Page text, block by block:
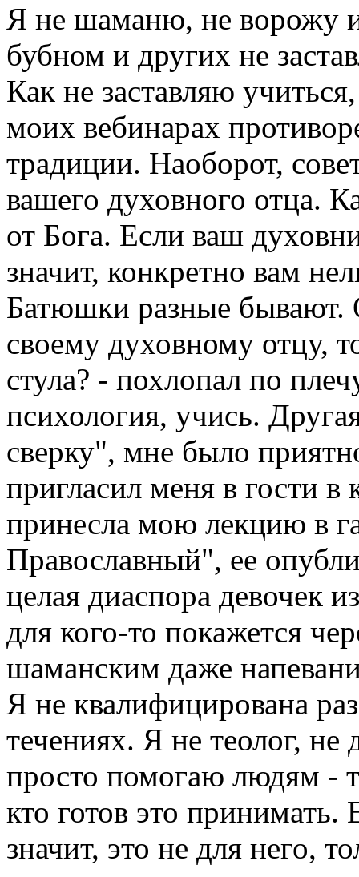
Я не шаманю, не ворожу
бубном и других не
Как не заставляю
моих вебинарах
традиции. Наоборот,
вашего духовного отца.
от Бога. Если ваш
значит, конкретно вам
Батюшки разные бывают.
своему духовному отцу,
стула? - похлопал по
психология, учись.
сверку", мне было
пригласил меня в гости в
принесла мою лекцию в
Православный", ее
целая диаспора девочек
для кого-то покажется
шаманским даже
Я не квалифицирована
течениях. Я не теолог,
просто помогаю людям -
кто готов это принимать.
значит, это не для него,